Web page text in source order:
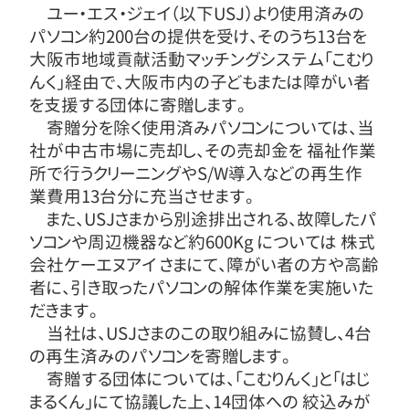
ユー・エス・ジェイ（以下USJ）より使用済みの
パソコン約200台の提供を受け、そのうち13台を
大阪市地域貢献活動マッチングシステム「こむり
んく」経由で、大阪市内の子どもまたは障がい者
を支援する団体に寄贈します。
寄贈分を除く使用済みパソコンについては、当
社が中古市場に売却し、その売却金を 福祉作業
所で行うクリーニングやS/W導入などの再生作
業費用13台分に充当させます。
また、USJさまから別途排出される、故障したパ
ソコンや周辺機器など約600Kg については 株式
会社ケーエヌアイ さまにて、障がい者の方や高齢
者に、引き取ったパソコンの解体作業を実施いた
だきます。
当社は、USJさまのこの取り組みに協賛し、4台
の再生済みのパソコンを寄贈します。
寄贈する団体については、「こむりんく」と「はじ
まるくん」にて協議した上、14団体への 絞込みが